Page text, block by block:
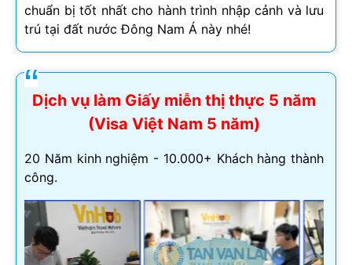
chuẩn bị tốt nhất cho hành trình nhập cảnh và lưu
trú tại đất nước Đông Nam Á này nhé!
Dịch vụ làm Giấy miễn thị thực 5 năm
(Visa Việt Nam 5 năm)
20 Năm kinh nghiệm - 10.000+ Khách hàng thành
công.